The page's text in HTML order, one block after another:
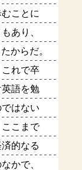
ことに
あり、
からだ。
れで卒
語を勉
はない
こまで
的なる
かで、